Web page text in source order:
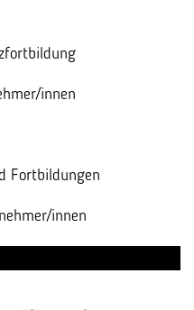
innen
Fortbildungen
innen